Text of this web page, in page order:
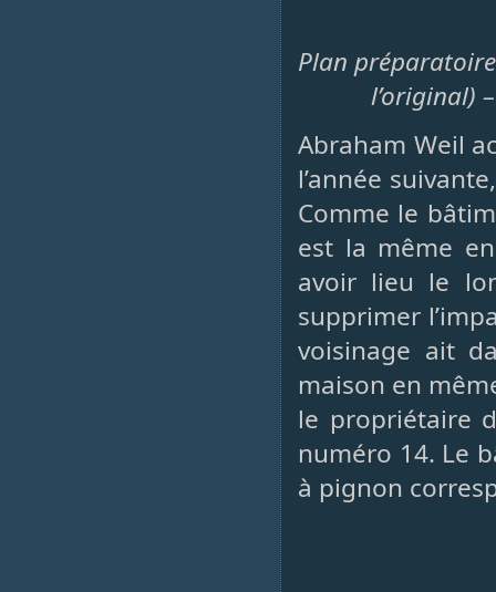
Plan
l’original)
Abraham Weil
l’année
Comme le
est la même
avoir lieu le
supprimer
voisinage ait
maison en
le propriétaire
numéro 14. Le
à pignon